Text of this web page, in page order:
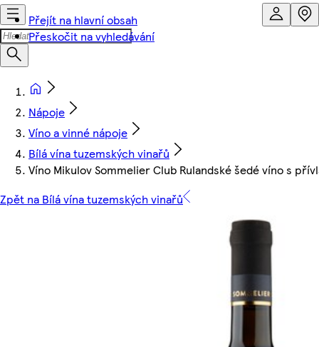
Přejít na hlavní obsah
Přeskočit na vyhledávání
Nápoje
Víno a vinné nápoje
Bílá vína tuzemských vinařů
Víno Mikulov Sommelier Club Rulandské šedé víno s
Zpět na Bílá vína tuzemských vinařů